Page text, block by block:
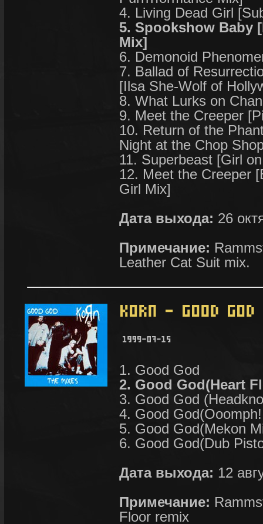
4. Living Dead Girl
5. Spookshow Baby
Mix]
6. Demonoid
7. Ballad of
[Ilsa She-Wolf of
8. What Lurks on
9. Meet the Creeper
10. Return of the
Night at the Chop
11. Superbeast [Girl
12. Meet the Creeper
Girl Mix]
Дата выхода: 26
Примечание:
Leather Cat Suit mix.
1. Good God
2. Good God(Heart
3. Good God
4. Good
5. Good God(Mekon
6. Good God(Dub
Дата выхода: 12
Примечание:
Floor remix